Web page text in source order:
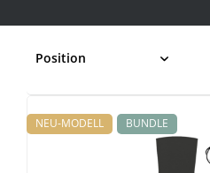
NEU-MODELL BUNDLE